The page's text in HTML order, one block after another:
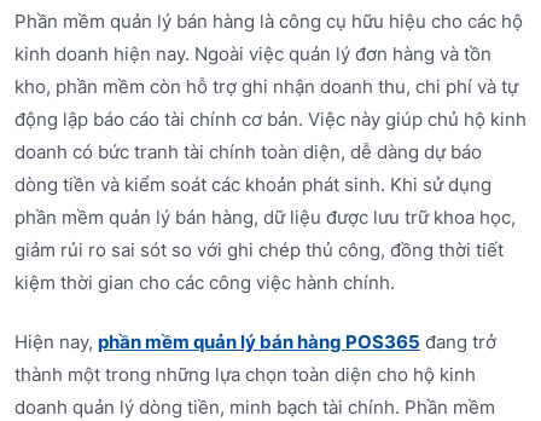
Phần mềm quản lý bán hàng là công cụ hữu hiệu cho các hộ
kinh doanh hiện nay. Ngoài việc quản lý đơn hàng và tồn
kho, phần mềm còn hỗ trợ ghi nhận doanh thu, chi phí và tự
động lập báo cáo tài chính cơ bản. Việc này giúp chủ hộ kinh
doanh có bức tranh tài chính toàn diện, dễ dàng dự báo
dòng tiền và kiểm soát các khoản phát sinh. Khi sử dụng
phần mềm quản lý bán hàng, dữ liệu được lưu trữ khoa học,
giảm rủi ro sai sót so với ghi chép thủ công, đồng thời tiết
kiệm thời gian cho các công việc hành chính.
Hiện nay, phần mềm quản lý bán hàng POS365 đang trở
thành một trong những lựa chọn toàn diện cho hộ kinh
doanh quản lý dòng tiền, minh bạch tài chính. Phần mềm